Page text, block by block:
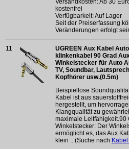
Versandkosten: Ab 30
kostenfrei
Verfügbarkeit: Auf Lager
Seit der Preiserfassung
Veränderungen erfolgt
11
UGREEN Aux Kabel
klinkenkabel 90 Grad
Winkelstecker für Auto
TV, Soundbar,
Kopfhörer usw.(0.5m)
Beispiellose
Kabel ist aus
hergestellt, um
Klangqualität zu
maximale Leitfähigkeit.90
Winkelstecker: Der
ermöglicht es, das Aux
klein ...(Suche nach